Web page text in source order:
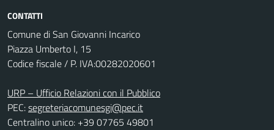
CONTATTI
Comune di San Giovanni Incarico
Piazza Umberto I, 15
Codice fiscale / P. IVA:00282020601
URP – Ufficio Relazioni con il Pubblico
PEC:segreteriacomunesgi@pec.it
Centralino unico: +39 07765 49801